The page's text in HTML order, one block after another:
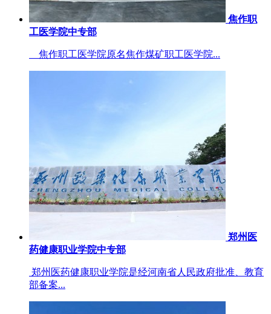
焦作职
工医学院中专部
焦作职工医学院原名焦作煤矿职工医学院...
郑州医
药健康职业学院中专部
郑州医药健康职业学院是经河南省人民政府批准、教育
部备案...